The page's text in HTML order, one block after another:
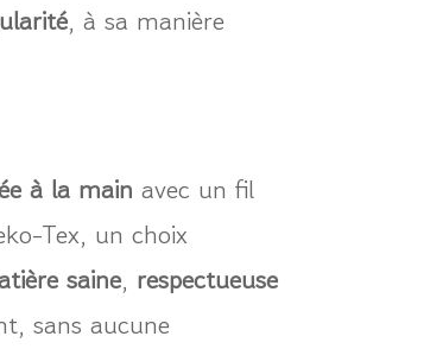
, à sa manière
à la main avec un fil
Tex, un choix
saine, respectueuse
sans aucune